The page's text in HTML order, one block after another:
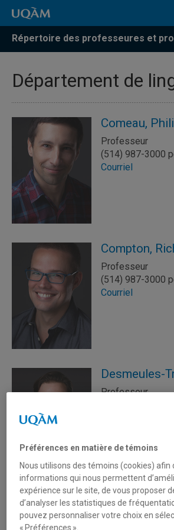
Répertoire des professeures et
Département de
Comeau,
Professeur
(514) 987-3000
Courriel
Compton,
Professeur
(514) 987-3000
Courriel
Desmeules-
Professeur
Di Sciullo,
Professeure
Préférences en matière de témoins
Nous utilisons des témoins (cookies) afin
informations qui nous permettent
expérience sur le site, de vous proposer
d’analyser les statistiques de
pouvez personnaliser votre choix en
« Préférences ».